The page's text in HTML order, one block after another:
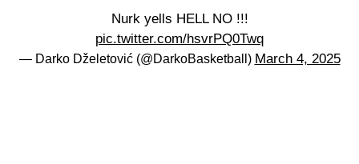
Nurk yells HELL NO !!!
pic.twitter.com/hsvrPQ0Twq
— Darko Dželetović (@DarkoBasketball) March 4, 2025